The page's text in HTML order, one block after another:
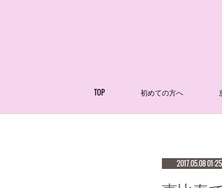
TOP 初めての方へ
2017.05.08 01:25